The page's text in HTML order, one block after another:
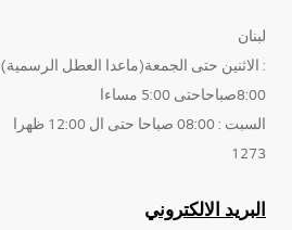
لبنان
: الاثنين حتى الجمعة(ماعدا العطل الرسمية)
8:00صباحاحتى 5:00 مساءا
السبت : 08:00 صباحا حتى ال 12:00 ظهرا
1273
البريد الالكتروني